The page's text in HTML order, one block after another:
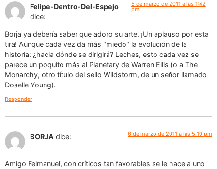
Felipe-Dentro-Del-Espejo
dice:
5 de marzo de 2011 a las 1:42
pm
Borja ya debería saber que adoro su arte. ¡Un aplauso por esta
tira! Aunque cada vez da más "miedo" la evolución de la
historia: ¿hacia dónde se dirigirá? Leches, esto cada vez se
parece un poquito más al Planetary de Warren Ellis (o a The
Monarchy, otro título del sello Wildstorm, de un señor llamado
Doselle Young).
Responder
BORJA dice: 6 de marzo de 2011 a las 5:10 pm
Amigo Felmanuel, con críticos tan favorables se le hace a uno